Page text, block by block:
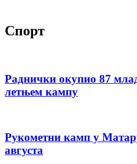
Спорт
Раднички окупио 87
летњем кампу
Рукометни камп у
августа